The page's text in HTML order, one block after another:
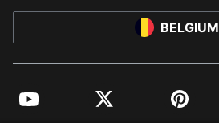
BELGIUM
YouTube Twitter Pinterest